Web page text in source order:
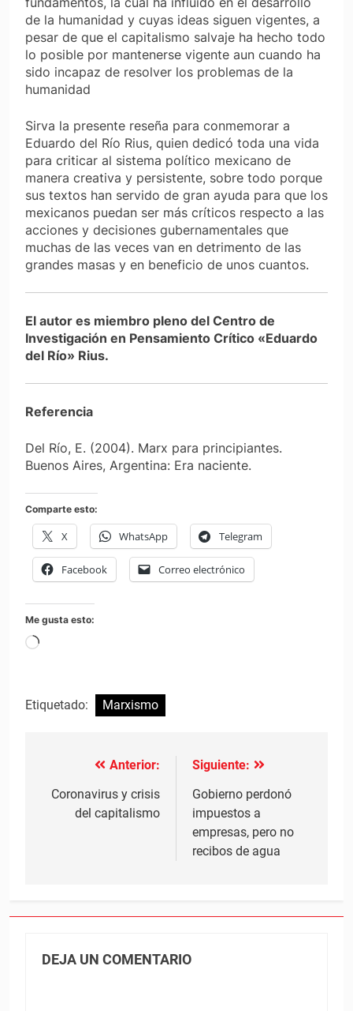
de la humanidad y cuyas ideas siguen vigentes, a
pesar de que el capitalismo salvaje ha hecho todo
lo posible por mantenerse vigente aun cuando ha
sido incapaz de resolver los problemas de la
humanidad
Sirva la presente reseña para conmemorar a
Eduardo del Río Rius, quien dedicó toda una vida
para criticar al sistema político mexicano de
manera creativa y persistente, sobre todo porque
sus textos han servido de gran ayuda para que los
mexicanos puedan ser más críticos respecto a las
acciones y decisiones gubernamentales que
muchas de las veces van en detrimento de las
grandes masas y en beneficio de unos cuantos.
El autor es miembro pleno del Centro de
Investigación en Pensamiento Crítico «Eduardo
del Río» Rius.
Referencia
Del Río, E. (2004). Marx para principiantes.
Buenos Aires, Argentina: Era naciente.
Comparte esto:
X WhatsApp Telegram
Facebook Correo electrónico
Me gusta esto:
Cargando...
Etiquetado: Marxismo
Navegación
de
entradas
Anterior:
Coronavirus y crisis
del capitalismo
Siguiente:
Gobierno perdonó
impuestos a
empresas, pero no
recibos de agua
DEJA UN COMENTARIO